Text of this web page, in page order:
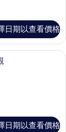
日期以查看價格
書桌、筆電工作空間
日期以查看價格